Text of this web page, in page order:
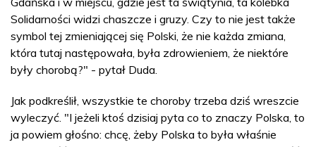
Solidarności widzi chaszcze i gruzy. Czy to nie jest także
symbol tej zmieniającej się Polski, że nie każda zmiana,
która tutaj następowała, była zdrowieniem, że niektóre
były chorobą?" - pytał Duda.
Jak podkreślił, wszystkie te choroby trzeba dziś wreszcie
wyleczyć. "I jeżeli ktoś dzisiaj pyta co to znaczy Polska, to
ja powiem głośno: chcę, żeby Polska to była właśnie